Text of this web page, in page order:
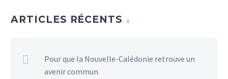
ARTICLES RÉCENTS
Pour que la Nouvelle-Calédonie retrouve un
avenir commun